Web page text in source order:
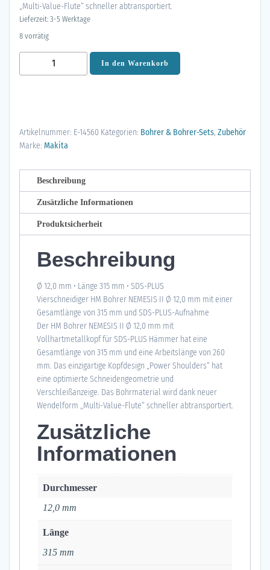
„Multi-Value-Flute“ schneller abtransportiert.
Lieferzeit: 3-5 Werktage
8 vorrätig
SDS-
NEMESISII
E-
Menge
In den Warenkorb
Artikelnummer: E-14560 Kategorien: Bohrer & Bohrer-Sets, Zubehör
Marke: Makita
Beschreibung
Zusätzliche Informationen
Produktsicherheit
Beschreibung
Ø 12,0 mm • Länge 315 mm • SDS-PLUS
Vierschneidiger HM Bohrer NEMESIS II Ø 12,0 mm mit einer
Gesamtlänge von 315 mm und SDS-PLUS-Aufnahme
Der HM Bohrer NEMESIS II Ø 12,0 mm mit
Vollhartmetallkopf für SDS-PLUS Hämmer hat eine
Gesamtlänge von 315 mm und eine Arbeitslänge von 260
mm. Das einzigartige Kopfdesign „Power Shoulders“ hat
eine optimierte Schneidengeometrie und
Verschleißanzeige. Das Bohrmaterial wird dank neuer
Wendelform „Multi-Value-Flute“ schneller abtransportiert.
Zusätzliche
Informationen
Durchmesser
12,0 mm
Länge
315 mm